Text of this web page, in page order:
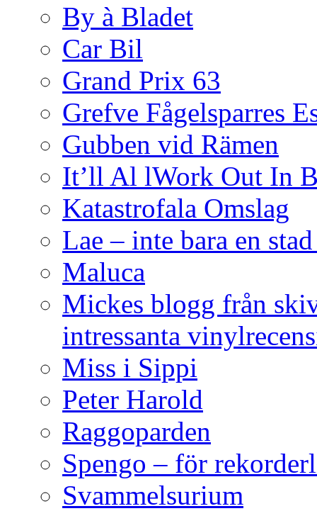
By à Bladet
Car Bil
Grand Prix 63
Grefve Fågelsparres
Gubben vid Rämen
It’ll Al lWork Out In
Katastrofala Omslag
Lae – inte bara en
Maluca
Mickes blogg från
intressanta
Miss i Sippi
Peter Harold
Raggoparden
Spengo – för
Svammelsurium